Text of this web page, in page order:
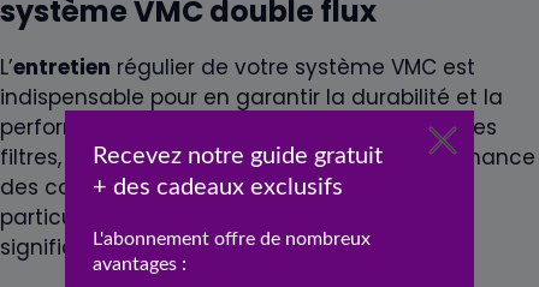
système VMC double flux
L’entretien régulier de votre système VMC est
indispensable pour en garantir la durabilité et la
performance. Cela comprend le nettoyage des
filtres, la vérification desgaineset la maintenance
des composants principaux. Une attention
particulière à ces détails peut prolonger
significativement la vie de votre système.